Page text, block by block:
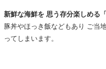
新鮮な海鮮を 思う存分楽しめる
豚丼やほっき飯などもあり ご当
ってしまいます。